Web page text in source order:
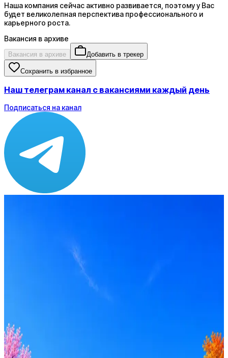
Наша компания сейчас активно развивается, поэтому у Вас
будет великолепная перспектива профессионального и
карьерного роста.
Вакансия в архиве
Вакансия в архиве Добавить в трекер
Сохранить в избранное
Наш телеграм канал с вакансиями каждый день
Подписаться на канал
Оффер быстрее с Эйч